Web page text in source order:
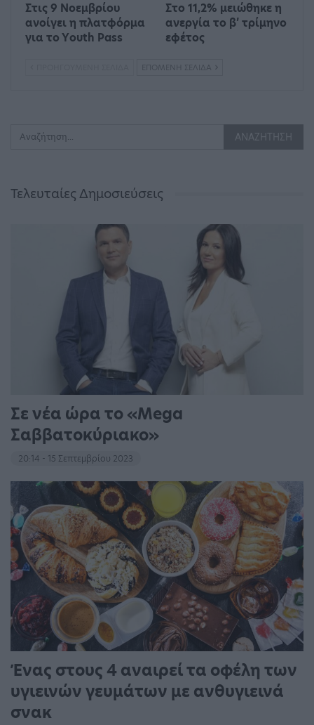
Στις 9 Νοεμβρίου
ανοίγει η πλατφόρμα
για το Υouth Pass
Στο 11,2% μειώθηκε η
ανεργία το β’ τρίμηνο
εφέτος
ΕΠΌΜΕΝΗ ΣΕΛΊΔΑ
Τελευταίες Δημοσιεύσεις
Σε νέα ώρα το «Mega
Σαββατοκύριακο»
20:14 - 15 Σεπτεμβρίου 2023
Ένας στους 4 αναιρεί τα οφέλη των
υγιεινών γευμάτων με ανθυγιεινά
σνακ